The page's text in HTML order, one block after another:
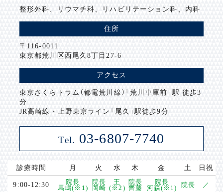
整形外科、リウマチ科、リハビリテーション科、内科
住所
〒116-0011
東京都荒川区西尾久8丁目27-6
アクセス
東京さくらトラム（都電荒川線）「荒川車庫前」駅 徒歩3
分
JR高崎線・上野東京ライン「尾久」駅徒歩9分
Tel. 03-6807-7740
診療時間 月 火 水 木 金 土 日祝
9:00-12:30
院長
馬嶋(※1)
院長
岡崎
王
(※2)
院長
齊藤
院長
河森(※1)
院長 ／